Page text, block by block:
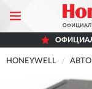
HONEYWELL